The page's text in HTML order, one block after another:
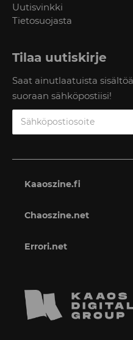
Uutisvinkki
Tietosuojasta
Tilaa uutiskirje
Saat ainutlaatuista
suoraan sähköpostiisi!
Kaaoszine.fi
Chaoszine.net
Errori.net